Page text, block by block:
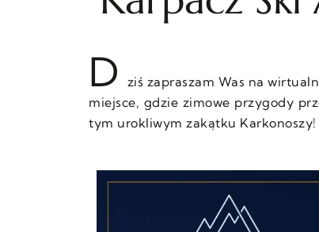
D
ziś zapraszam Was na
miejsce, gdzie zimowe przygody
tym urokliwym zakątku Karkonoszy!